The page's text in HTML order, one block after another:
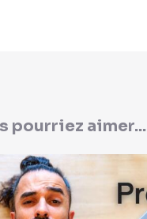
pourriez aimer...